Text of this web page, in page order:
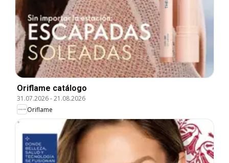
Oriflame catálogo
31.07.2026-21.08.2026
Oriflame